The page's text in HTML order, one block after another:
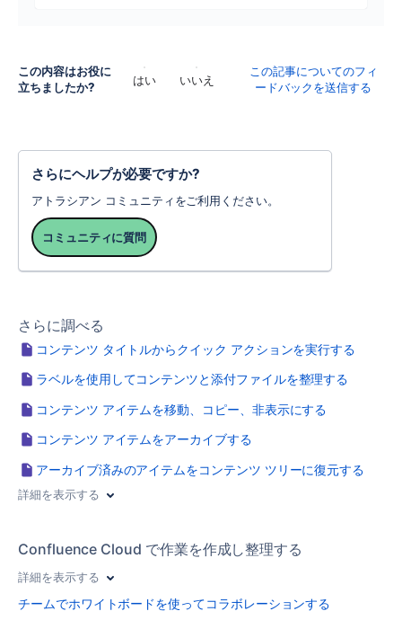
この内容はお役に
立ちましたか?
はい いいえ
この記事についてのフィ
ードバックを送信する
さらにヘルプが必要ですか?
アトラシアン コミュニティをご利用ください。
コミュニティに質問
さらに調べる
コンテンツ タイトルからクイック アクションを実行する
ラベルを使用してコンテンツと添付ファイルを整理する
コンテンツ アイテムを移動、コピー、非表示にする
コンテンツ アイテムをアーカイブする
アーカイブ済みのアイテムをコンテンツ ツリーに復元する
詳細を表示する
Confluence Cloud で作業を作成し整理する
詳細を表示する
チームでホワイトボードを使ってコラボレーションする